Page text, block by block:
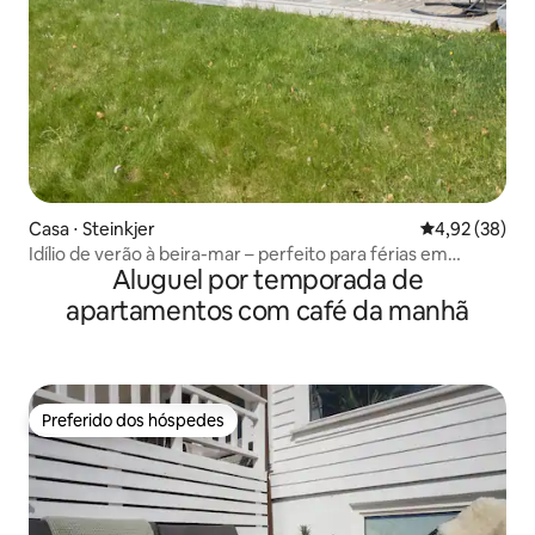
Casa ⋅ Steinkjer 4,92 de uma
4,92 (38)
Idílio de verão à beira-mar – perfeito para férias em
Aluguel por temporada de
apartamentos com café da manhã
Preferido dos hóspedes
Preferido dos hóspedes